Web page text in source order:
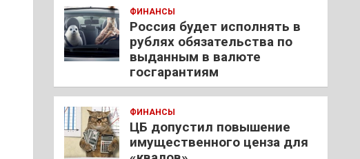
ФИНАНСЫ
Россия будет исполнять в
рублях обязательства по
выданным в валюте
госгарантиям
ФИНАНСЫ
ЦБ допустил повышение
имущественного ценза для